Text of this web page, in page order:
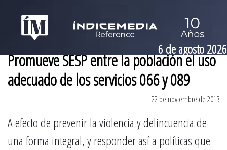
6 de agosto 2026
Promueve SESP entre la población el uso
adecuado de los servicios 066 y 089
22 de noviembre de 2013
A efecto de prevenir la violencia y delincuencia de
una forma integral, y responder así a políticas que